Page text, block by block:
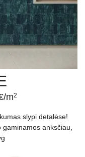
m2
slypi detalėse!
anksčiau,